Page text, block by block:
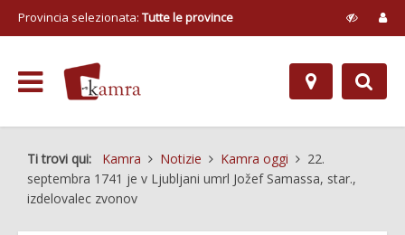
Provincia selezionata: Tutte le province
Ti trovi qui: Kamra Notizie Kamra oggi
22.
septembra 1741 je v Ljubljani umrl Jožef Samassa, star.,
izdelovalec zvonov